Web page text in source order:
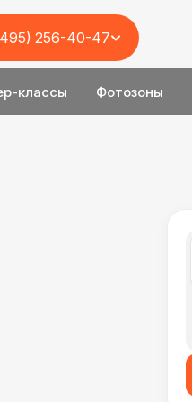
классы Фотозоны
256-40-47